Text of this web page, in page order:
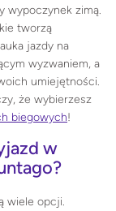
wypoczynek zimą.
tworzą
jazdy na
wyzwaniem, a
umiejętności.
że wybierzesz
biegowych!
w
wiele opcji.